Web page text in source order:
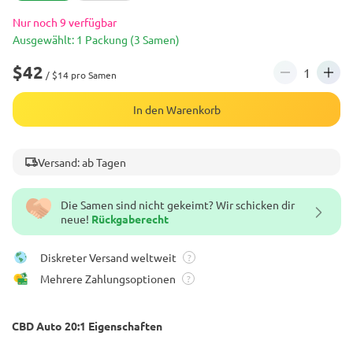
Die Samen sind nicht gekeimt? Wir schicken dir
neue! Rückgaberecht
Diskreter Versand weltweit ?
Mehrere Zahlungsoptionen ?
CBD Auto 20:1 Eigenschaften
Nur noch 9 verfügbar
Ausgewählt: 1 Packung (3 Samen)
$42 / $14 pro Samen
In den Warenkorb
Versand: ab Tagen